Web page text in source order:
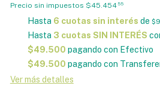
Precio sin impuestos $45.45455
Hasta 6 cuotas sin interés de
Hasta 3 cuotas SIN INTERÉS
$49.500 pagando con Efectivo
$49.500 pagando con
Ver más detalles